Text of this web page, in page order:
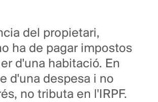
del propietari,
ha de pagar impostos
d'una habitació. En
d'una despesa i no
no tributa en l'IRPF.